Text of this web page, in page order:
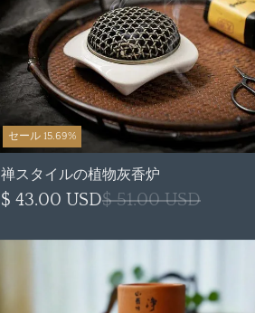
セール 15.69%
禅スタイルの植物灰香炉
$ 43.00 USD$ 51.00 USD